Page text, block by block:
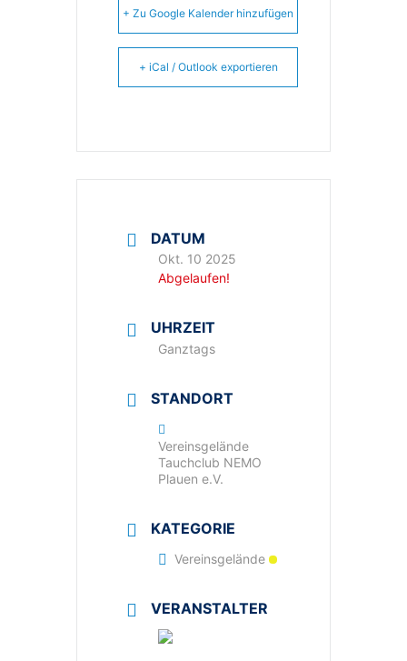
+ Zu Google Kalender hinzufügen
+ iCal / Outlook exportieren
DATUM
Okt. 10 2025
Abgelaufen!
UHRZEIT
Ganztags
STANDORT
Vereinsgelände
Tauchclub NEMO
Plauen e.V.
KATEGORIE
Vereinsgelände
VERANSTALTER